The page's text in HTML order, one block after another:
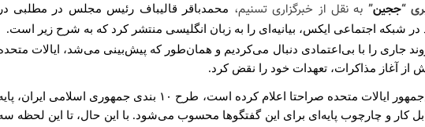
“ججین” به نقل از خبرگزاری تسنیم، محمدباقر قالیباف رئیس مجلس در مطلبی
اجتماعی ایکس، بیانیه‌ای را به زبان انگلیسی منتشر کرد که به شرح زیر است.
روند جاری را با بی‌اعتمادی دنبال می‌کردیم و همان‌طور که پیش‌بینی می‌شد، ایالات
پیش از آغاز مذاکرات، تعهدات خود را نقض کرد.
همان‌گونه که رئیس‌جمهور ایالات متحده صراحتا اعلام کرده است، طرح ۱۰ ‌بندی جمهوری اسلامی ایران،
کار و چارچوب پایه‌ای برای این گفتگوها محسوب می‌شود. با این حال، تا این لحظه